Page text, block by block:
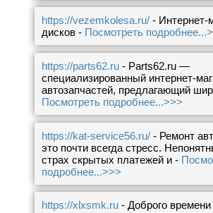
https://vezemkolesa.ru/ - Интернет-
дисков - Посмотреть
https://parts62.ru - Parts62.ru —
специализированный интернет-
автозапчастей, предлагающий
Посмотреть подробнее...>>>
https://kat-service56.ru/ - Ремонт
это почти всегда стресс.
страх скрытых платежей и -
подробнее...>>>
https://xlxsmk.ru - Доброго времени